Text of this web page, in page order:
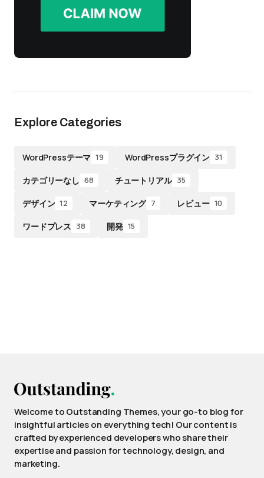
Explore Categories
WordPressテーマ 19 WordPressプラグイン 31
カテゴリーなし 68 チュートリアル 35
デザイン 12 マーケティング 7 レビュー 10
ワードプレス 38 開発 15
Welcome to Outstanding Themes, your go-to blog for
insightful articles on everything tech! Our content is
crafted by experienced developers who share their
expertise and passion for technology, design, and
marketing.